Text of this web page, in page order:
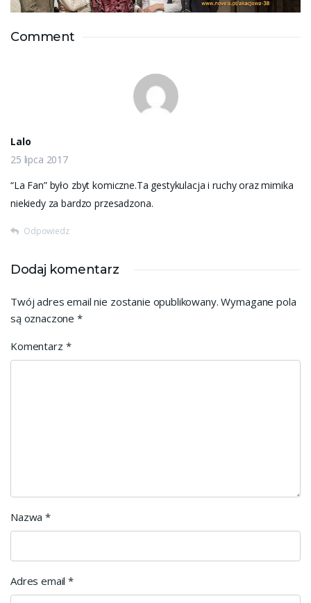
Comment
Lalo
25 lipca 2017
“La Fan” było zbyt komiczne.Ta gestykulacja i ruchy oraz mimika
niekiedy za bardzo przesadzona.
Odpowiedz
Dodaj komentarz
Twój adres email nie zostanie opublikowany. Wymagane pola
są oznaczone*
Komentarz *
Nazwa*
Adres email*